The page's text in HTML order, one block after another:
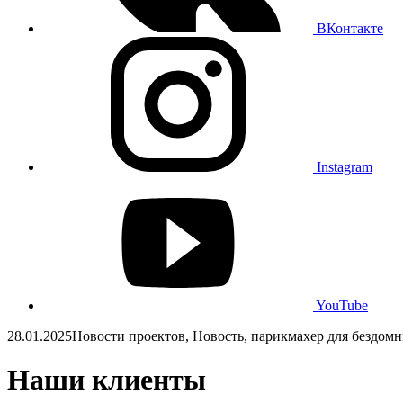
ВКонтакте
Instagram
YouTube
28.01.2025Новости проектов, Новость, парикмахер для
Наши клиенты